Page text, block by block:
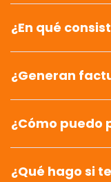
¿En qué
¿Generan
¿Cómo puedo
¿Qué hago si